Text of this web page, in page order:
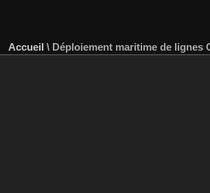
Accueil \ Déploiement maritime de lignes